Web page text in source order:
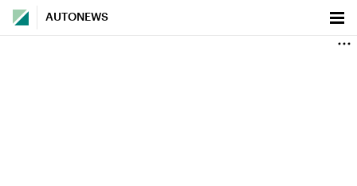
AUTONEWS